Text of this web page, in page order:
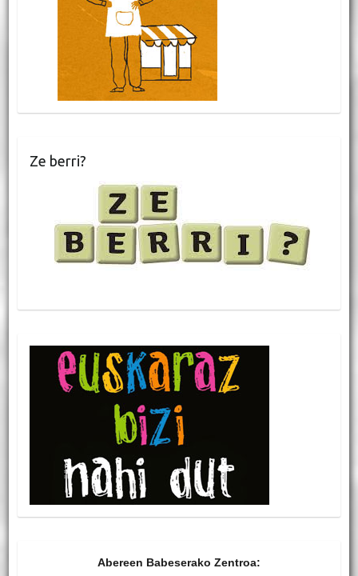
Ze berri?
Abereen Babeserako Zentroa: